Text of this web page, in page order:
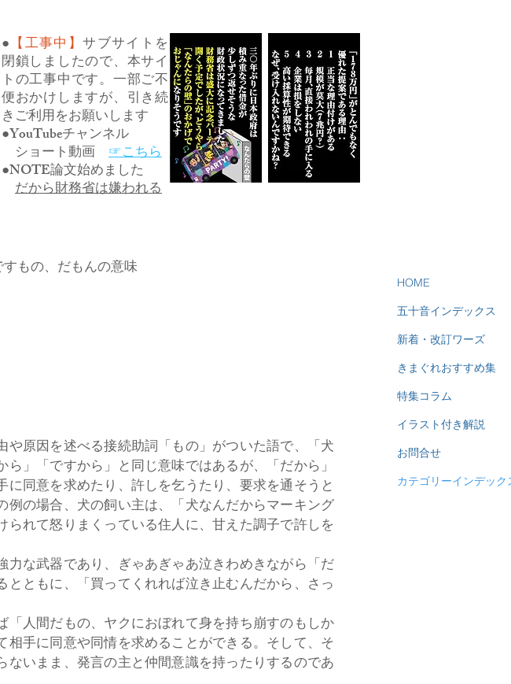
● 【工事中】サブサイトを
閉鎖しましたので、本サイ
トの工事中です。一部ご不
便おかけしますが、引き続
きご利用をお願いします
●YouTubeチャンネル
ショート動画 ☞こちら
●NOTE論文始めました
だから財務省は嫌われる
もの、だもんの意味
原因を述べる接続助詞「もの」がついた語で、「犬
」「ですから」と同じ意味ではあるが、「だから」
同意を求めたり、許しを乞うたり、要求を通そうと
の場合、犬の飼い主は、「犬なんだからマーキング
れて怒りまくっている住人に、甘えた調子で許しを
力な武器であり、ぎゃあぎゃあ泣きわめきながら「だ
ともに、「買ってくれれば泣き止むんだから、さっ
「人間だもの、ヤクにおぼれて身を持ち崩すのもしか
手に同意や同情を求めることができる。そして、そ
いまま、発言の主と仲間意識を持ったりするのであ
HOME
五十音インデックス
新着・改訂ワーズ
きまぐれおすすめ集
特集コラム
イラスト付き解説
お問合せ
カテゴリーインデック